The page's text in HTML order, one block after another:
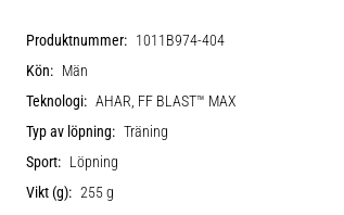
Produktnummer: 1011B974-404
Kön: Män
Teknologi: AHAR, FF BLAST™ MAX
Typ av löpning: Träning
Sport: Löpning
Vikt (g): 255 g